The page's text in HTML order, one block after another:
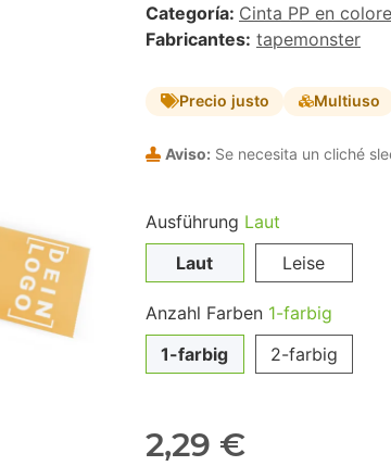
Categoría: Cinta PP en
Fabricantes: tapemonster
Precio justo Multiuso
Aviso: Se necesita un cliché
Ausführung Laut
Laut
Leise
Anzahl Farben 1-farbig
1-farbig
2-farbig
2,29 €